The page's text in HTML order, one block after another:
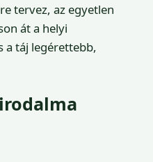
tervez, az egyetlen
át a helyi
a táj legérettebb,